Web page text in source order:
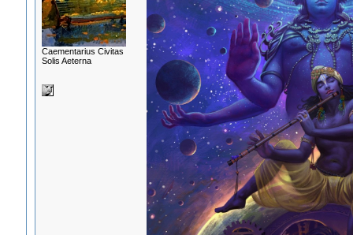
Сaementarius Civitas
Solis Aeterna